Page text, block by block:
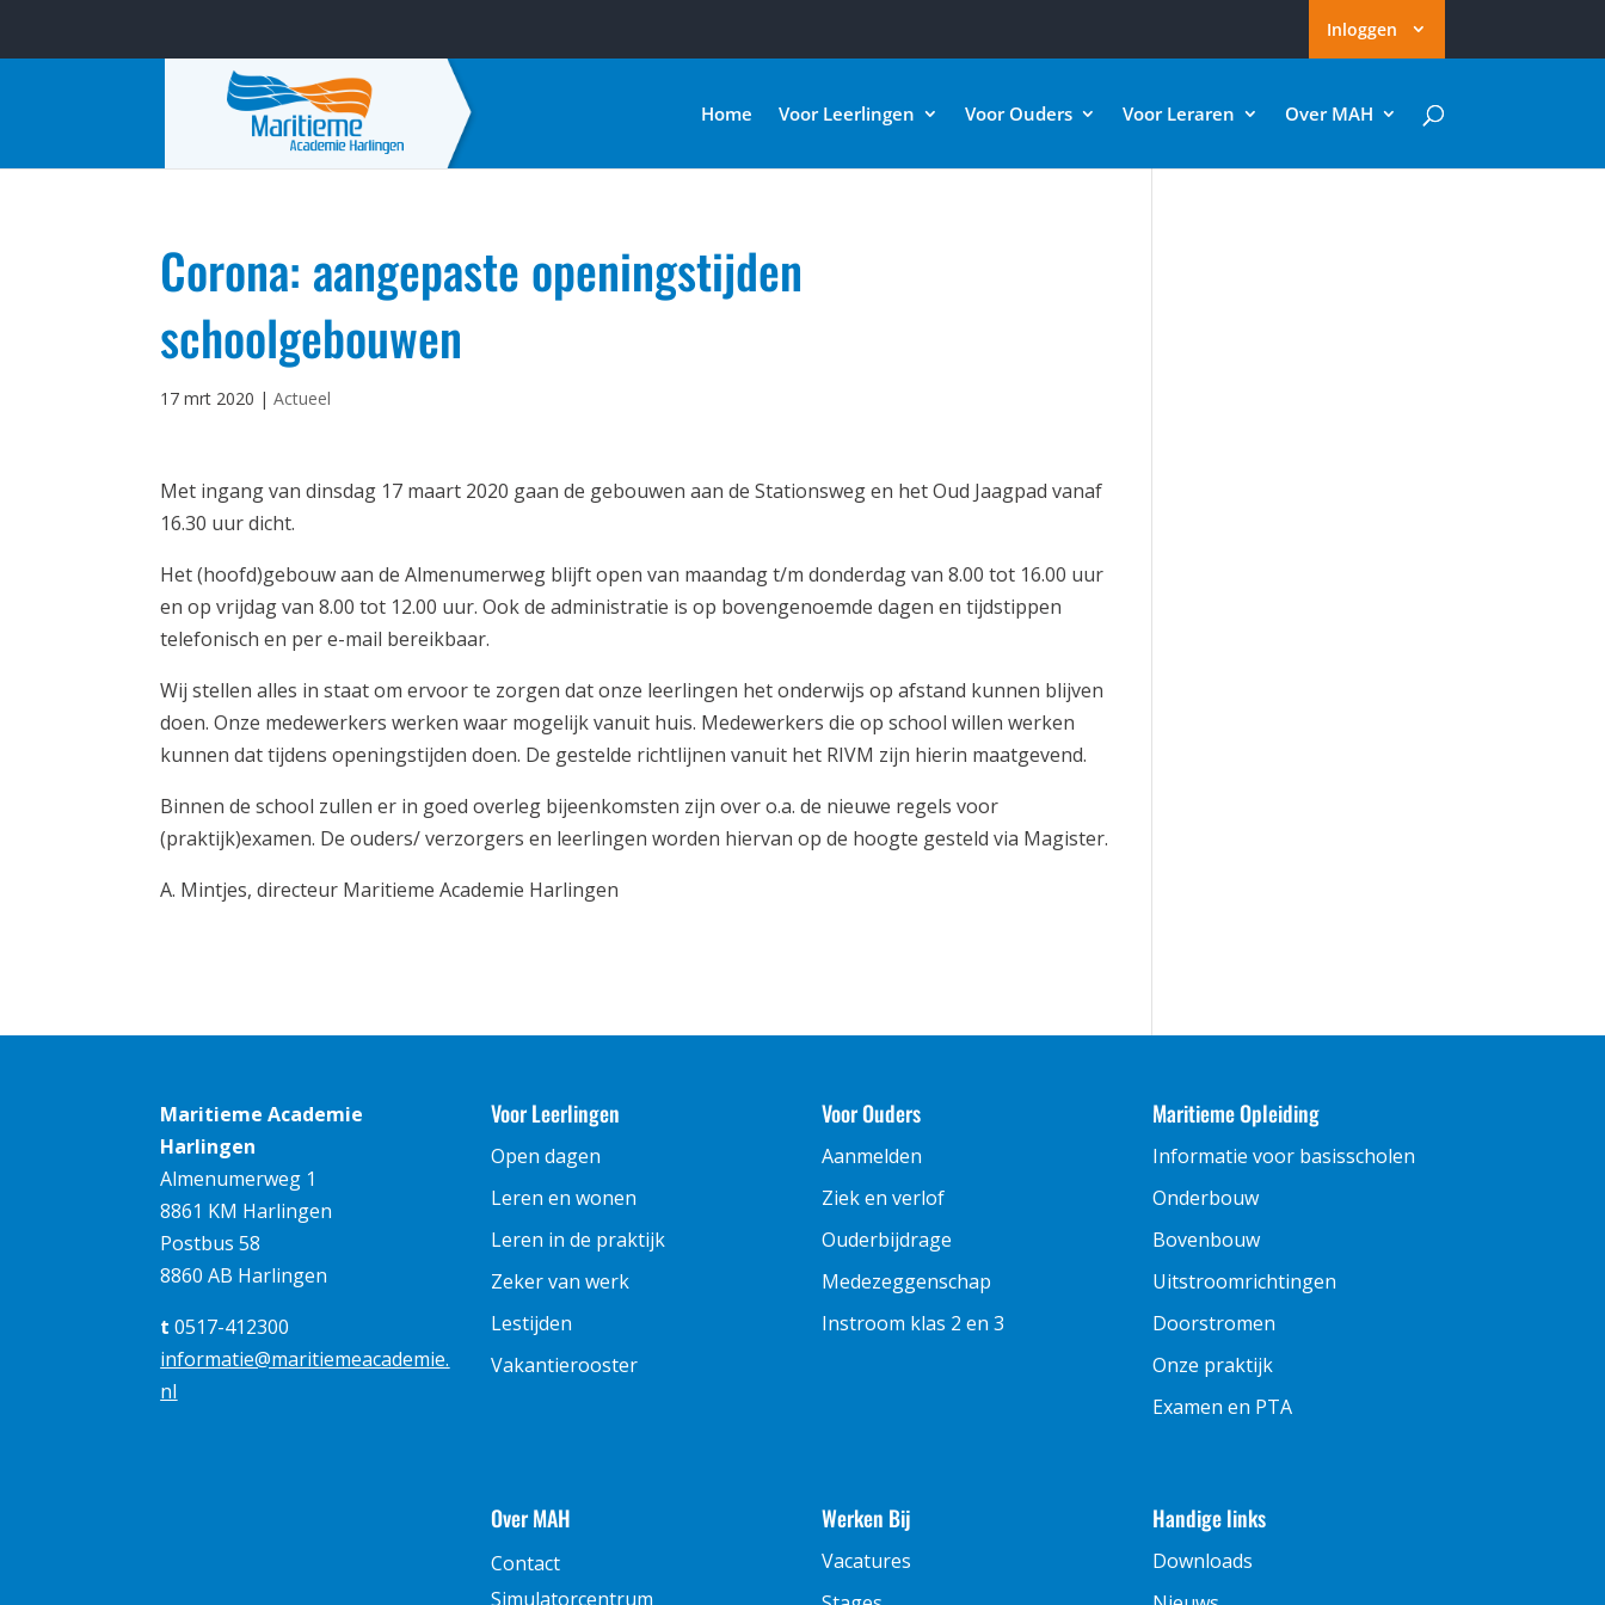
Inloggen
Home Voor Leerlingen Voor Ouders Voor Leraren Over MAH
Corona: aangepaste openingstijden
schoolgebouwen
17 mrt 2020 |Actueel
Met ingang van dinsdag 17 maart 2020 gaan de gebouwen aan de Stationsweg en het Oud Jaagpad vanaf
16.30 uur dicht.
Het (hoofd)gebouw aan de Almenumerweg blijft open van maandag t/m donderdag van 8.00 tot 16.00 uur
en op vrijdag van 8.00 tot 12.00 uur. Ook de administratie is op bovengenoemde dagen en tijdstippen
telefonisch en per e-mail bereikbaar.
Wij stellen alles in staat om ervoor te zorgen dat onze leerlingen het onderwijs op afstand kunnen blijven
doen. Onze medewerkers werken waar mogelijk vanuit huis. Medewerkers die op school willen werken
kunnen dat tijdens openingstijden doen. De gestelde richtlijnen vanuit het RIVM zijn hierin maatgevend.
Binnen de school zullen er in goed overleg bijeenkomsten zijn over o.a. de nieuwe regels voor
(praktijk)examen. De ouders/ verzorgers en leerlingen worden hiervan op de hoogte gesteld via Magister.
A. Mintjes, directeur Maritieme Academie Harlingen
Maritieme Academie
Harlingen
Almenumerweg 1
8861 KM Harlingen
Postbus 58
8860 AB Harlingen
t 0517-412300
informatie@maritiemeacademie.
nl
Voor Leerlingen
Open dagen
Leren en wonen
Leren in de praktijk
Zeker van werk
Lestijden
Vakantierooster
Voor Ouders
Aanmelden
Ziek en verlof
Ouderbijdrage
Medezeggenschap
Instroom klas 2 en 3
Maritieme Opleiding
Informatie voor basisscholen
Onderbouw
Bovenbouw
Uitstroomrichtingen
Doorstromen
Onze praktijk
Examen en PTA
Over MAH
Contact
Simulatorcentrum
Werken Bij
Vacatures
Handige links
Downloads